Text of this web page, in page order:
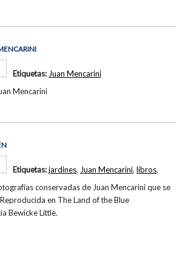
Mencarini
Etiquetas: Juan Mencarini
conservadas de Juan Mencarini que se
en The Land of the Blue
Bewicke Little.
Etiquetas:jardines, Juan Mencarini, libros,